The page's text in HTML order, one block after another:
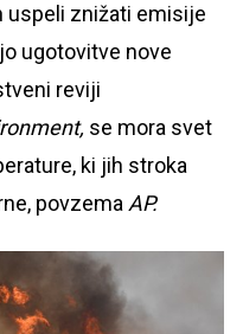
uspeli znižati emisije
ugotovitve nove
reviji
se mora svet
ki jih stroka
povzema AP.